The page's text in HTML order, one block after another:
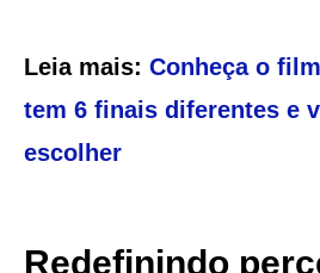
Leia mais: Conheça o
tem 6 finais diferentes e
escolher
Redefinindo